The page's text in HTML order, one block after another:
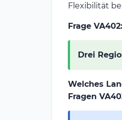
Flexibilität
Frage VA402:
Drei
Welches
Fragen